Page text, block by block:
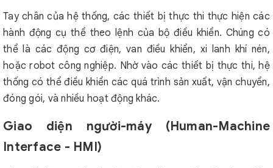
Tay chân của hệ thống, các thiết bị thực thi thực hiện các
hành động cụ thể theo lệnh của bộ điều khiển. Chúng có
thể là các động cơ điện, van điều khiển, xi lanh khí nén,
hoặc robot công nghiệp. Nhờ vào các thiết bị thực thi, hệ
thống có thể điều khiển các quá trình sản xuất, vận chuyển,
đóng gói, và nhiều hoạt động khác.
Giao diện người-máy (Human-Machine
Interface - HMI)